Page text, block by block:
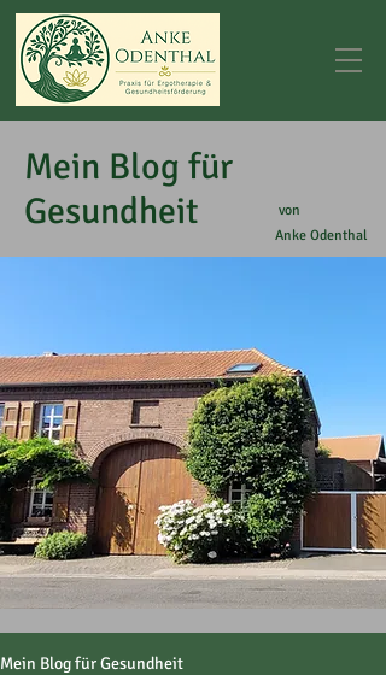
Mein Blog für
Gesundheit
von
Anke Odenthal
Mein Blog für Gesundheit